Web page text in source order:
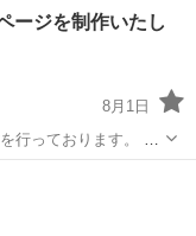
ージを制作いたし
8月1日
っております。 今
な大手の企業のホー